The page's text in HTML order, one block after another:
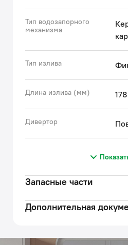
Тип водозапорного
механизма
Тип излива
Длина излива (мм) 178
Дивертор
Запасные части
Дополнительная